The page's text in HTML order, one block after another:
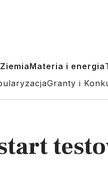
ZiemiaMateria i energia
Granty i